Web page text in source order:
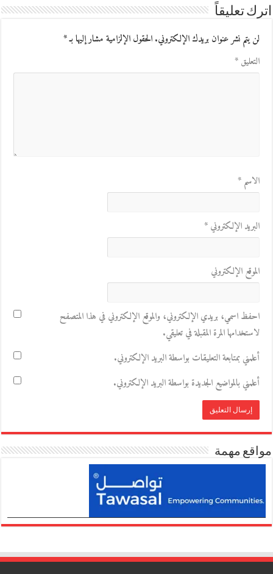
اترك تعليقاً
لن يتم نشر عنوان بريدك الإلكتروني.الحقول الإلزامية مشار إليها بـ*
التعليق*
الاسم*
البريد الإلكتروني*
الموقع الإلكتروني
احفظ اسمي، بريدي الإلكتروني، والموقع الإلكتروني في هذا المتصفح
لاستخدامها المرة المقبلة في تعليقي.
أعلمني بمتابعة التعليقات بواسطة البريد الإلكتروني.
أعلمني بالمواضيع الجديدة بواسطة البريد الإلكتروني.
مواقع مهمة